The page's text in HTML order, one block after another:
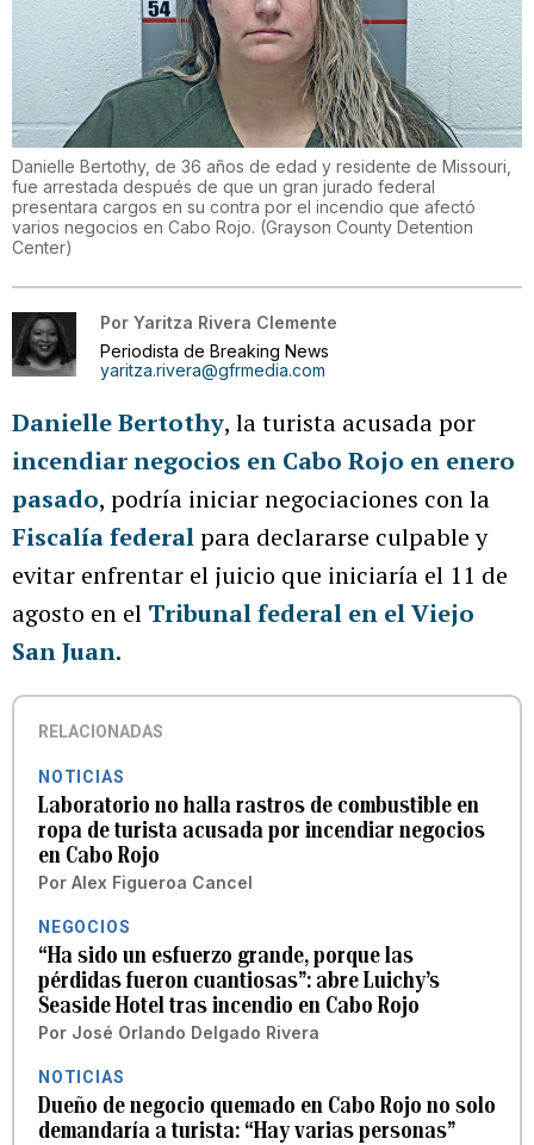
Danielle Bertothy, de 36 años de edad y residente de Missouri,
fue arrestada después de que un gran jurado federal
presentara cargos en su contra por el incendio que afectó
varios negocios en Cabo Rojo. (Grayson County Detention
Center)
Por Yaritza Rivera Clemente
Periodista de Breaking News
yaritza.rivera@gfrmedia.com
Danielle Bertothy, la turista acusada por
incendiar negocios en Cabo Rojo en enero
pasado, podría iniciar negociaciones con la
Fiscalía federalpara declararse culpable y
evitar enfrentar el juicio que iniciaría el 11 de
agosto en el Tribunal federal en el Viejo
San Juan.
RELACIONADAS
NOTICIAS
Laboratorio no halla rastros de combustible en
ropa de turista acusada por incendiar negocios
en Cabo Rojo
Por Alex Figueroa Cancel
NEGOCIOS
“Ha sido un esfuerzo grande, porque las
pérdidas fueron cuantiosas”: abre Luichy’s
Seaside Hotel tras incendio en Cabo Rojo
Por José Orlando Delgado Rivera
NOTICIAS
Dueño de negocio quemado en Cabo Rojo no solo
demandaría a turista: “Hay varias personas”